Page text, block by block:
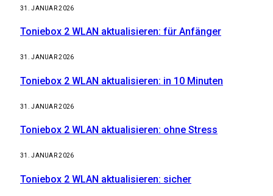
31. JANUAR 2026
Toniebox 2 WLAN aktualisieren: für Anfänger
31. JANUAR 2026
Toniebox 2 WLAN aktualisieren: in 10 Minuten
31. JANUAR 2026
Toniebox 2 WLAN aktualisieren: ohne Stress
31. JANUAR 2026
Toniebox 2 WLAN aktualisieren: sicher